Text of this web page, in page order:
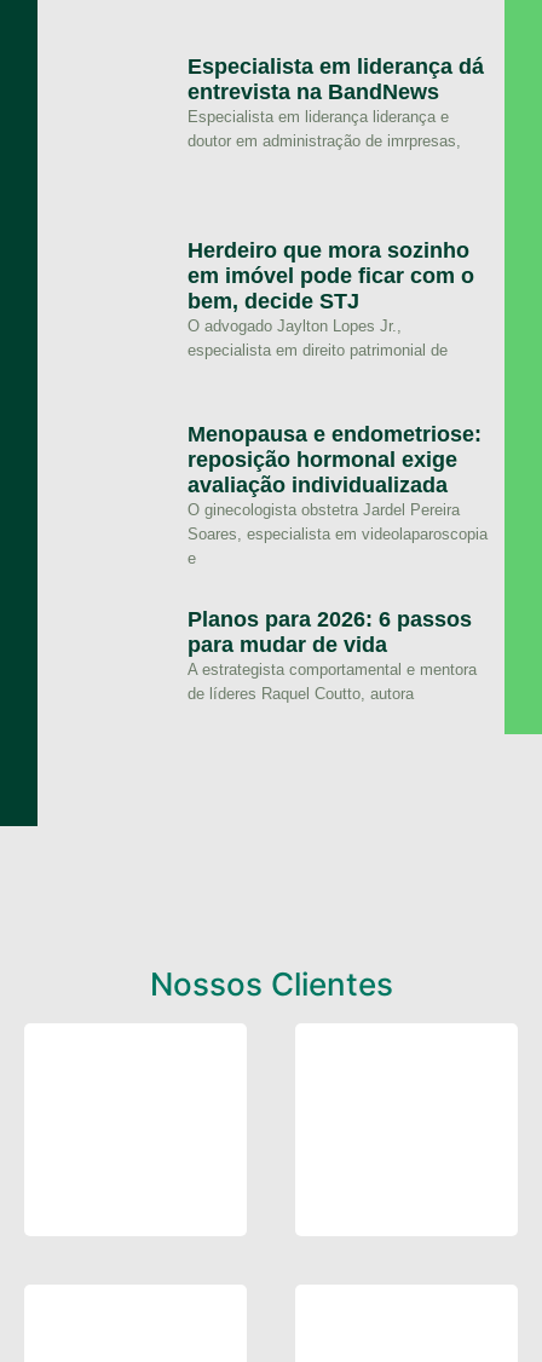
Especialista em liderança dá
entrevista na BandNews
Especialista em liderança liderança e
doutor em administração de imrpresas,
Herdeiro que mora sozinho
em imóvel pode ficar com o
bem, decide STJ
O advogado Jaylton Lopes Jr.,
especialista em direito patrimonial de
Menopausa e endometriose:
reposição hormonal exige
avaliação individualizada
O ginecologista obstetra Jardel Pereira
Soares, especialista em videolaparoscopia
e
Planos para 2026: 6 passos
para mudar de vida
A estrategista comportamental e mentora
de líderes Raquel Coutto, autora
Nossos Clientes